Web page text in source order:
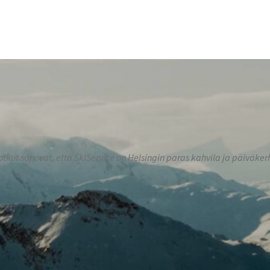
sanovat, että SkiService on Helsingin paras kahvila ja